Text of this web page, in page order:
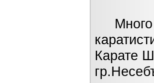
Много
Карате